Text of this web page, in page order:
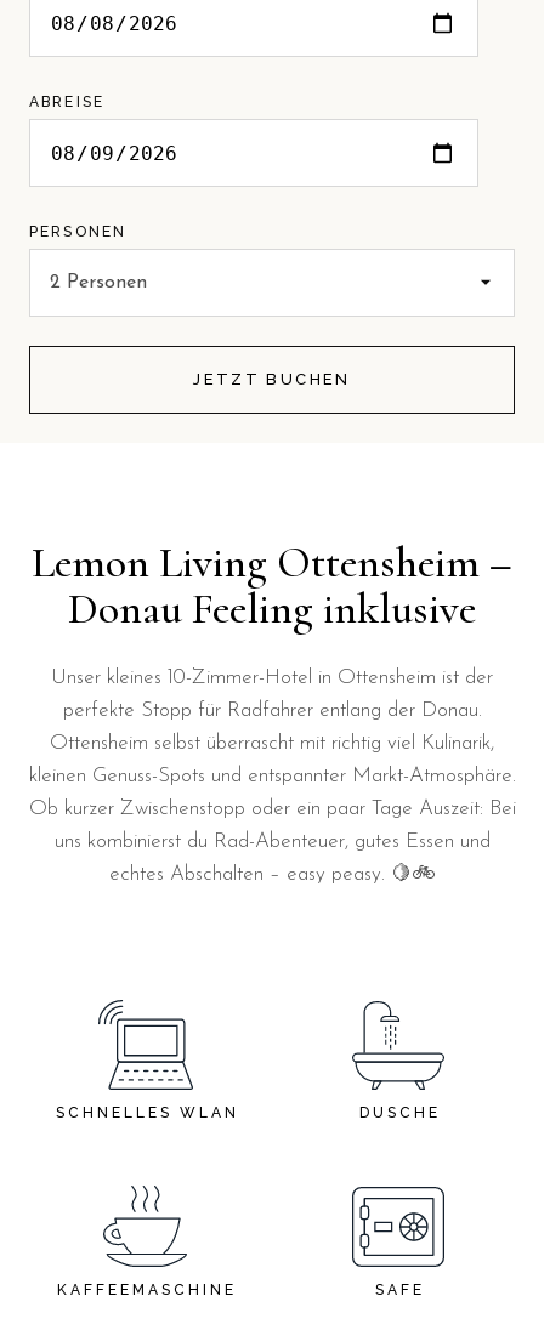
ABREISE
PERSONEN
JETZT BUCHEN
Lemon Living Ottensheim –
Donau Feeling inklusive
Unser kleines 10-Zimmer-Hotel in Ottensheim ist der
perfekte Stopp für Radfahrer entlang der Donau.
Ottensheim selbst überrascht mit richtig viel Kulinarik,
kleinen Genuss-Spots und entspannter Markt-Atmosphäre.
Ob kurzer Zwischenstopp oder ein paar Tage Auszeit: Bei
uns kombinierst du Rad-Abenteuer, gutes Essen und
echtes Abschalten – easy peasy. 🍋🚲
SCHNELLES WLAN DUSCHE
KAFFEEMASCHINE SAFE